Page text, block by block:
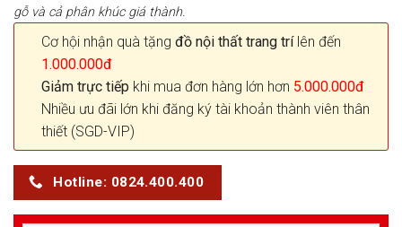
gỗ và cả phân khúc giá thành.
Cơ hội nhận quà tặng đồ nội thất trang trílên đến
1.000.000đ
Giảm trực tiếp khi mua đơn hàng lớn hơn 5.000.000đ
Nhiều ưu đãi lớn khi đăng ký tài khoản thành viên thân
thiết (SGD-VIP)
Hotline: 0824.400.400